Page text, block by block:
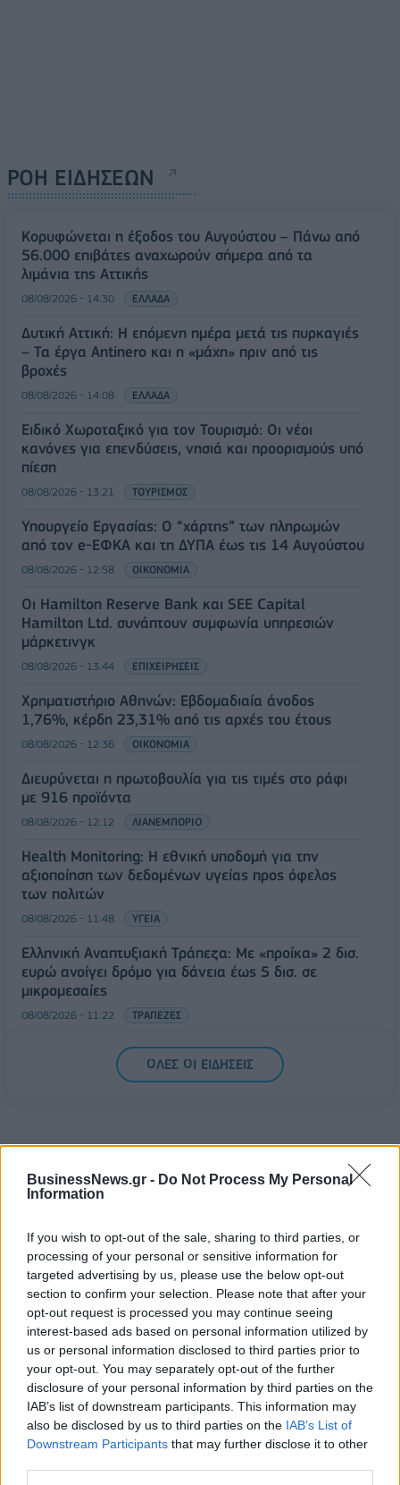
BusinessNews.gr - Do Not Process My Personal
Information
If you wish to opt-out of the sale, sharing to third parties, or
processing of your personal or sensitive information for
targeted advertising by us, please use the below opt-out
section to confirm your selection. Please note that after your
opt-out request is processed you may continue seeing
interest-based ads based on personal information utilized by
us or personal information disclosed to third parties prior to
your opt-out. You may separately opt-out of the further
disclosure of your personal information by third parties on the
IAB’s list of downstream participants. This information may
also be disclosed by us to third parties on the IAB’s List of
Downstream Participants that may further disclose it to other
ΡΟΗ ΕΙΔΗΣΕΩΝ
Κορυφώνεται η έξοδος του Αυγούστου – Πάνω από
56.000 επιβάτες αναχωρούν σήμερα από τα
λιμάνια της Αττικής
08/08/2026 - 14:30 ΕΛΛΑΔΑ
Δυτική Αττική: Η επόμενη ημέρα μετά τις πυρκαγιές
– Τα έργα Antinero και η «μάχη» πριν από τις
βροχές
08/08/2026 - 14:08 ΕΛΛΑΔΑ
Ειδικό Χωροταξικό για τον Τουρισμό: Οι νέοι
κανόνες για επενδύσεις, νησιά και προορισμούς υπό
πίεση
08/08/2026 - 13:21 ΤΟΥΡΙΣΜΟΣ
Υπουργείο Εργασίας: Ο “χάρτης” των πληρωμών
από τον e-ΕΦΚΑ και τη ΔΥΠΑ έως τις 14 Αυγούστου
08/08/2026 - 12:58 ΟΙΚΟΝΟΜΙΑ
Οι Hamilton Reserve Bank και SEE Capital
Hamilton Ltd. συνάπτουν συμφωνία υπηρεσιών
μάρκετινγκ
08/08/2026 - 13:44 ΕΠΙΧΕΙΡΗΣΕΙΣ
Χρηματιστήριο Αθηνών: Εβδομαδιαία άνοδος
1,76%, κέρδη 23,31% από τις αρχές του έτους
08/08/2026 - 12:36 ΟΙΚΟΝΟΜΙΑ
Διευρύνεται η πρωτοβουλία για τις τιμές στο ράφι
με 916 προϊόντα
08/08/2026 - 12:12 ΛΙΑΝΕΜΠΟΡΙΟ
Health Monitoring: Η εθνική υποδομή για την
αξιοποίηση των δεδομένων υγείας προς όφελος
των πολιτών
08/08/2026 - 11:48 ΥΓΕΙΑ
Ελληνική Αναπτυξιακή Τράπεζα: Με «προίκα» 2 δισ.
ευρώ ανοίγει δρόμο για δάνεια έως 5 δισ. σε
μικρομεσαίες
08/08/2026 - 11:22 ΤΡΑΠΕΖΕΣ
5G παντού, 6G στον ορίζοντα: Πού βρίσκεται η
Ελλάδα στη μεγάλη τεχνολογική μετάβαση
ΟΛΕΣ ΟΙ ΕΙΔΗΣΕΙΣ
ΔΗΜΟΦΙΛΗ
Όμιλος ΔΕΗ: Νέα συμφωνία για χαρτοφυλάκιο
έργων ΑΠΕ άνω των 2 GW σε Πολωνία και
Ουγγαρία
08/08/2026 - 10:26 ΕΝΕΡΓΕΙΑ
Ελληνική Αναπτυξιακή Τράπεζα: Με «προίκα» 2
δισ. ευρώ ανοίγει δρόμο για δάνεια έως 5 δισ. σε
μικρομεσαίες